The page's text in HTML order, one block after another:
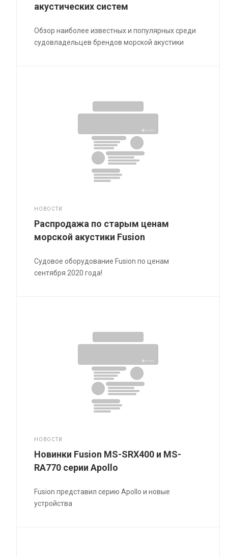
акустических систем
Обзор наиболее известных и популярных среди
судовладельцев брендов морской акустики
НОВОСТИ
Распродажа по старым ценам
морской акустики Fusion
Судовое оборудование Fusion по ценам
сентября 2020 года!
НОВОСТИ
Новинки Fusion MS-SRX400 и MS-
RA770 серии Apollo
Fusion представил серию Apollo и новые
устройства